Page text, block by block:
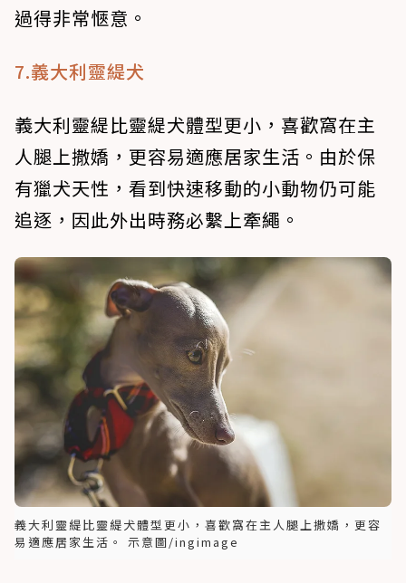
過得非常愜意。
7.義大利靈緹犬
義大利靈緹比靈緹犬體型更小，喜歡窩在主
人腿上撒嬌，更容易適應居家生活。由於保
有獵犬天性，看到快速移動的小動物仍可能
追逐，因此外出時務必繫上牽繩。
義大利靈緹比靈緹犬體型更小，喜歡窩在主人腿上撒嬌，更容
易適應居家生活。 示意圖/ingimage